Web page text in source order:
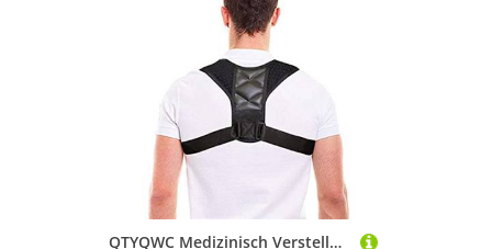
QTYQWC Medizinisch Verstellbarer Haltungskorrektor für das Schlüsselbein, für Männer und Frauen, obere Rückenstütze, Schulter- und Lendenwirbelstützgürtel, Korsett, Haltungskorrektur (Größe: L)